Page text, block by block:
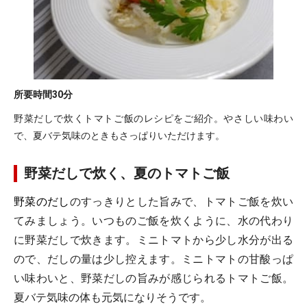
所要時間30分
野菜だしで炊くトマトご飯のレシピをご紹介。やさしい味わい
で、夏バテ気味のときもさっぱりいただけます。
野菜だしで炊く、夏のトマトご飯
野菜のだしのすっきりとした旨みで、トマトご飯を炊い
てみましょう。いつものご飯を炊くように、水の代わり
に野菜だしで炊きます。ミニトマトから少し水分が出る
ので、だしの量は少し控えます。ミニトマトの甘酸っぱ
い味わいと、野菜だしの旨みが感じられるトマトご飯。
夏バテ気味の体も元気になりそうです。